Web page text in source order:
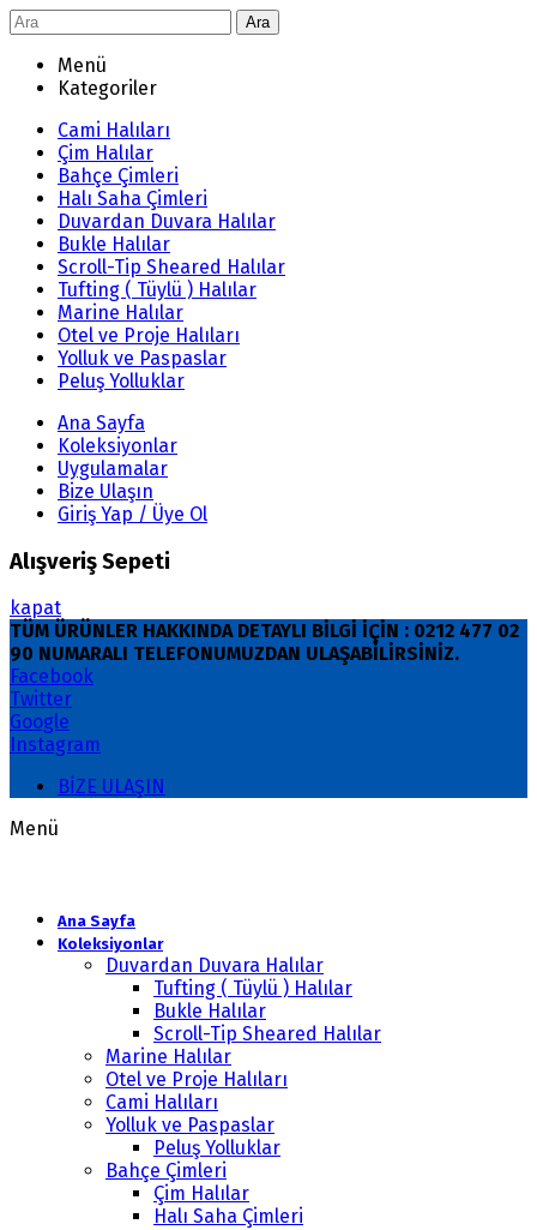
Ara
Menü
Kategoriler
Cami Halıları
Çim Halılar
Bahçe Çimleri
Halı Saha Çimleri
Duvardan Duvara Halılar
Bukle Halılar
Scroll-Tip Sheared Halılar
Tufting ( Tüylü ) Halılar
Marine Halılar
Otel ve Proje Halıları
Yolluk ve Paspaslar
Peluş Yolluklar
Ana Sayfa
Koleksiyonlar
Uygulamalar
Bize Ulaşın
Giriş Yap / Üye Ol
Alışveriş Sepeti
kapat
TÜM ÜRÜNLER HAKKINDA DETAYLI BİLGİ İÇİN : 0212 477 02
90 NUMARALI TELEFONUMUZDAN ULAŞABİLİRSİNİZ.
Facebook
Twitter
Google
Instagram
BİZE ULAŞIN
Menü
Ana Sayfa
Koleksiyonlar
Duvardan Duvara Halılar
Tufting ( Tüylü ) Halılar
Bukle Halılar
Scroll-Tip Sheared Halılar
Marine Halılar
Otel ve Proje Halıları
Cami Halıları
Yolluk ve Paspaslar
Peluş Yolluklar
Bahçe Çimleri
Çim Halılar
Halı Saha Çimleri